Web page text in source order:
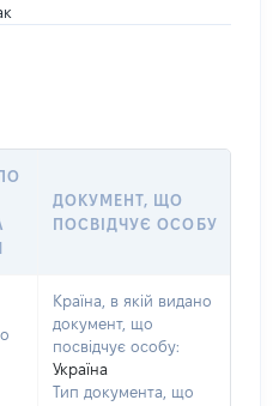
ДОКУМЕНТ, ЩО
ПОСВІДЧУЄ ОСОБУ
Країна, в якій видано
документ, що
посвідчує особу:
Україна
Тип документа, що